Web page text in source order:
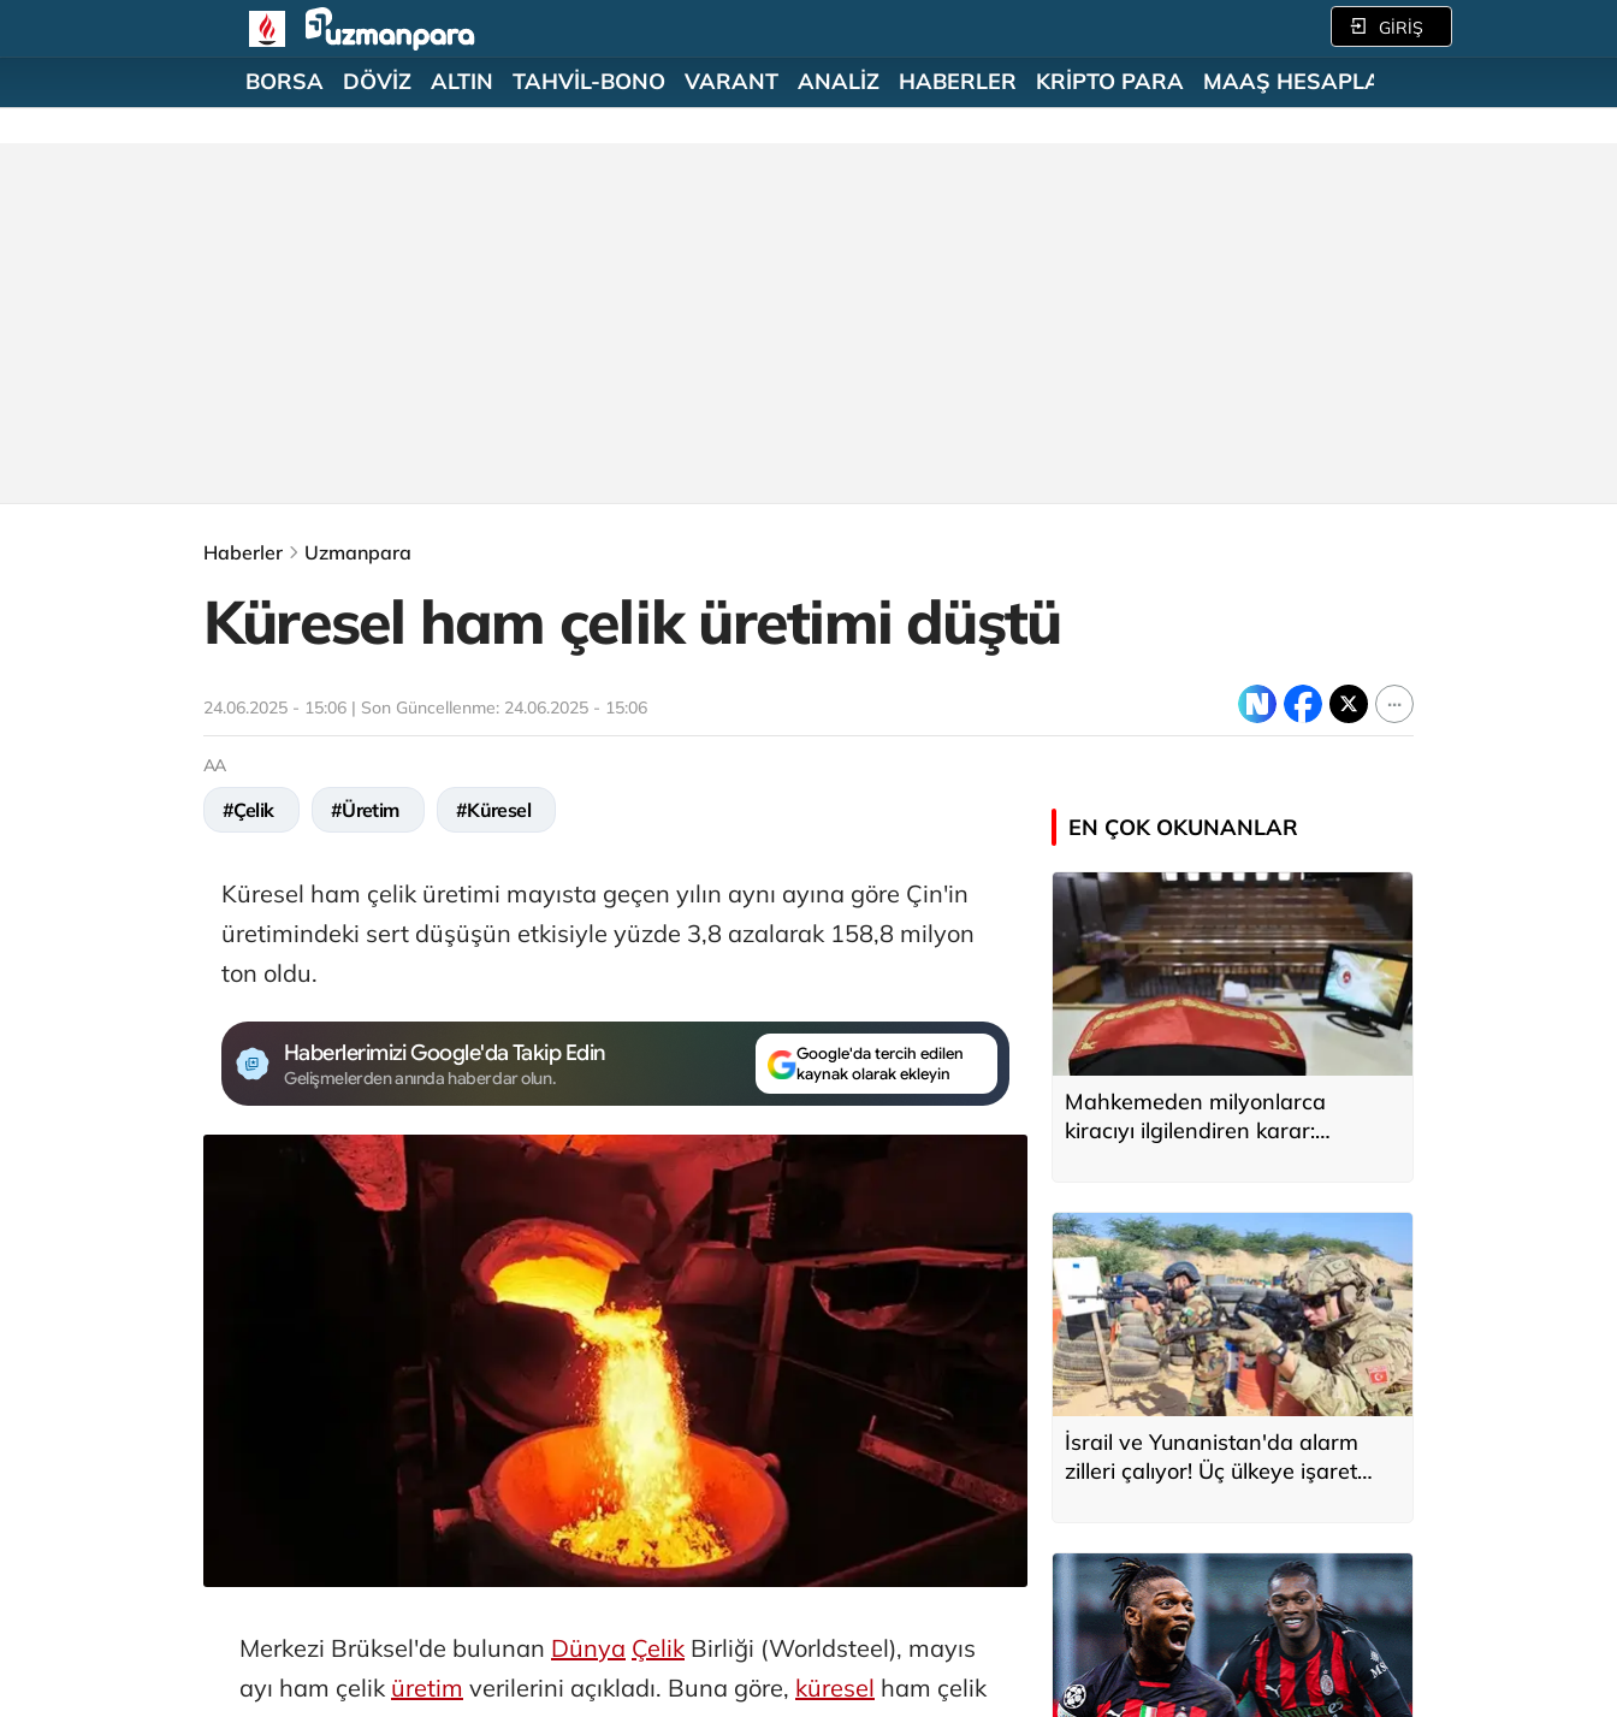
GİRİŞ
BORSA DÖVİZ ALTIN TAHVİL-BONO VARANT ANALİZ HABERLER KRİPTO PARA MAAŞ HESAPLAMA
Haberler Uzmanpara
Küresel ham çelik üretimi düştü
24.06.2025 - 15:06 | Son Güncellenme: 24.06.2025 - 15:06
AA
#Çelik #Üretim #Küresel
Küresel ham çelik üretimi mayısta geçen yılın aynı ayına göre Çin'in
üretimindeki sert düşüşün etkisiyle yüzde 3,8 azalarak 158,8 milyon
ton oldu.
Haberlerimizi Google'da Takip Edin
Gelişmelerden anında haberdar olun.
Google'da tercih edilen
kaynak olarak ekleyin
Merkezi Brüksel'de bulunan Dünya ÇelikBirliği (Worldsteel), mayıs
ayı ham çelik üretim verilerini açıkladı. Buna göre, küresel ham çelik
EN ÇOK OKUNANLAR
Mahkemeden milyonlarca
kiracıyı ilgilendiren karar:
İsrail ve Yunanistan'da alarm
zilleri çalıyor! Üç ülkeye işaret